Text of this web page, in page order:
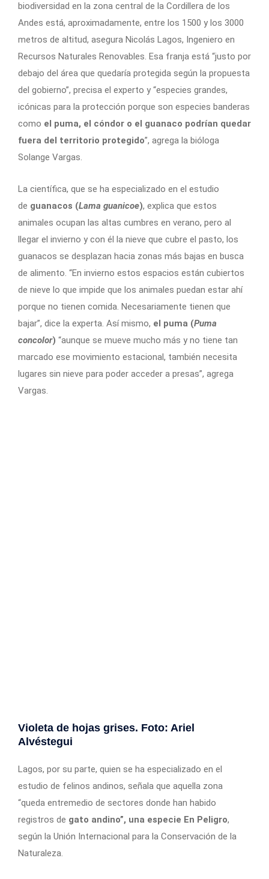
biodiversidad en la zona central de la Cordillera de los
Andes está, aproximadamente, entre los 1500 y los 3000
metros de altitud, asegura Nicolás Lagos, Ingeniero en
Recursos Naturales Renovables. Esa franja está “justo por
debajo del área que quedaría protegida según la propuesta
del gobierno”, precisa el experto y “especies grandes,
icónicas para la protección porque son especies banderas
como el puma, el cóndor o el guanaco podrían quedar
fuera del territorio protegido”, agrega la bióloga
Solange Vargas.
La científica, que se ha especializado en el estudio
de guanacos (Lama guanicoe), explica que estos
animales ocupan las altas cumbres en verano, pero al
llegar el invierno y con él la nieve que cubre el pasto, los
guanacos se desplazan hacia zonas más bajas en busca
de alimento. “En invierno estos espacios están cubiertos
de nieve lo que impide que los animales puedan estar ahí
porque no tienen comida. Necesariamente tienen que
bajar”, dice la experta. Así mismo, el puma (Puma
concolor) “aunque se mueve mucho más y no tiene tan
marcado ese movimiento estacional, también necesita
lugares sin nieve para poder acceder a presas”, agrega
Vargas.
Violeta de hojas grises. Foto: Ariel
Alvéstegui
Lagos, por su parte, quien se ha especializado en el
estudio de felinos andinos, señala que aquella zona
“queda entremedio de sectores donde han habido
registros de gato andino”, una especie En Peligro,
según la Unión Internacional para la Conservación de la
Naturaleza.